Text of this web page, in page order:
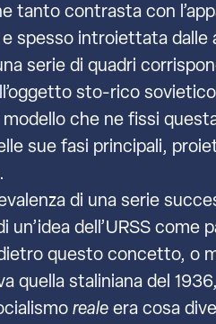
tanto contrasta con
spesso introiettata dalle
serie di quadri
sto-rico
che ne fissi
sue fasi principali,
di una serie
dell’URSS
questo concetto, o
quella staliniana del
reale era cosa